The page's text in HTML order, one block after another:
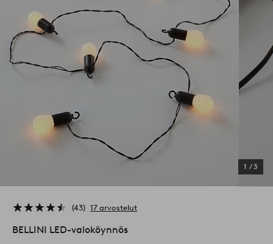
1 /3
43 17 arvostelut
BELLINI LED-valoköynnös